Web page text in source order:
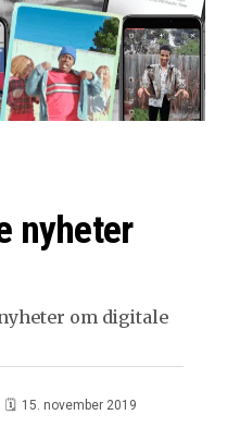
nyheter
om digitale
🗓 15. november 2019